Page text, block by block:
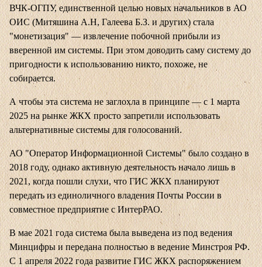
ВЧК-ОГПУ, единственной целью новых начальников в АО
ОИС (Митяшина А.Н, Галеева Б.З. и других) стала
"монетизация" — извлечение побочной прибыли из
вверенной им системы. При этом доводить саму систему до
пригодности к использованию никто, похоже, не
собирается.
А чтобы эта система не заглохла в принципе — с 1 марта
2025 на рынке ЖКХ просто запретили использовать
альтернативные системы для голосований.
АО "Оператор Информационной Системы" было создано в
2018 году, однако активную деятельность начало лишь в
2021, когда пошли слухи, что ГИС ЖКХ планируют
передать из единоличного владения Почты России в
совместное предприятие с ИнтерРАО.
В мае 2021 года система была выведена из под ведения
Минцифры и передана полностью в ведение Минстроя РФ.
С 1 апреля 2022 года развитие ГИС ЖКХ распоряжением